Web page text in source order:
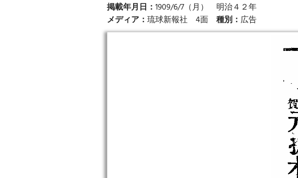
掲載年月日： 1909/6/7（月） 明治４２年
メディア： 琉球新報社 4面 種別： 広告